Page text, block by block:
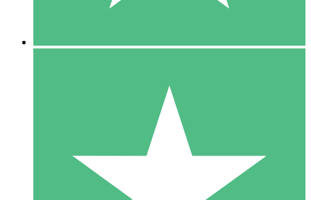
10 Descargas
20 00